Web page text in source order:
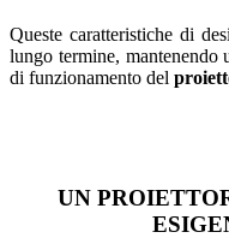
Queste caratteristiche di
lungo termine,
di funzionamento del
UN